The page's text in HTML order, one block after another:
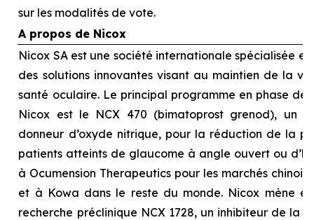
sur les modalités de vote.
A propos de Nicox
Nicox SA est une société internationale spécialisée
des solutions innovantes visant au maintien de la
santé oculaire. Le principal programme en phase
Nicox est le NCX 470 (bimatoprost grenod), un
donneur d’oxyde nitrique, pour la réduction de la
patients atteints de glaucome à angle ouvert ou
à Ocumension Therapeutics pour les marchés
et à Kowa dans le reste du monde. Nicox mène
recherche préclinique NCX 1728, un inhibiteur de la